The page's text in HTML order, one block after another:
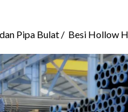
Pipa Bulat / Besi Hollow